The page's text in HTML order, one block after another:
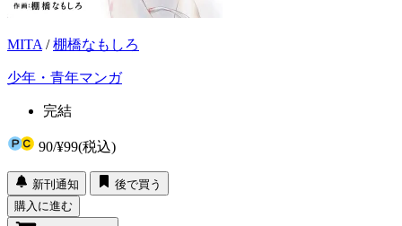
MITA /棚橋なもしろ
少年・青年マンガ
完結
90/¥99(税込)
新刊通知
後で買う
購入に進む